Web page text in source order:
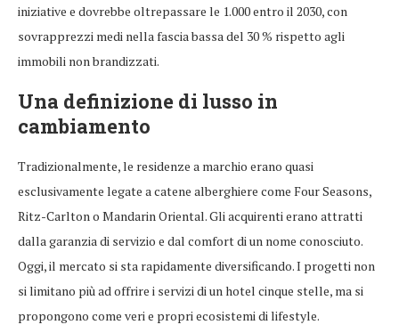
iniziative e dovrebbe oltrepassare le 1.000 entro il 2030, con
sovrapprezzi medi nella fascia bassa del 30 % rispetto agli
immobili non brandizzati.
Una definizione di lusso in
cambiamento
Tradizionalmente, le residenze a marchio erano quasi
esclusivamente legate a catene alberghiere come Four Seasons,
Ritz-Carlton o Mandarin Oriental. Gli acquirenti erano attratti
dalla garanzia di servizio e dal comfort di un nome conosciuto.
Oggi, il mercato si sta rapidamente diversificando. I progetti non
si limitano più ad offrire i servizi di un hotel cinque stelle, ma si
propongono come veri e propri ecosistemi di lifestyle.